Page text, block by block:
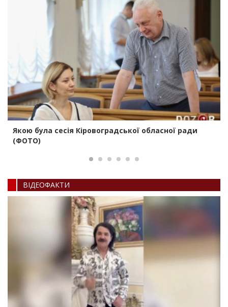
Якою була сесія Кіровоградської обласної ради
(ФОТО)
ВIДЕОФАКТИ